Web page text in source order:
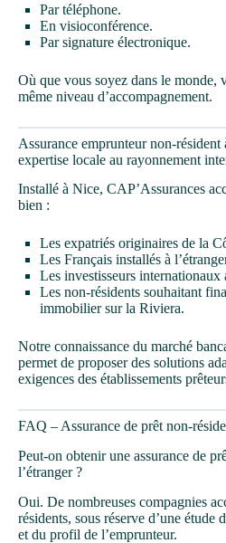
Par téléphone.
En visioconférence.
Par signature électronique.
Où que vous soyez dans le monde,
même niveau d’accompagnement.
Assurance emprunteur non-résident
expertise locale au rayonnement
Installé à Nice, CAP’Assurances
bien :
Les expatriés originaires de la
Les Français installés à
Les investisseurs internationaux
Les non-résidents souhaitant
immobilier sur la Riviera.
Notre connaissance du marché
permet de proposer des solutions
exigences des établissements
FAQ – Assurance de prêt non-
Peut-on obtenir une assurance de
l’étranger ?
Oui. De nombreuses compagnies
résidents, sous réserve d’une étude
et du profil de l’emprunteur.